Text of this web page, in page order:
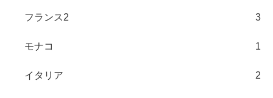
フランス2 3
モナコ 1
イタリア 2